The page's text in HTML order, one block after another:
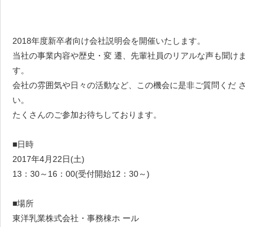
2018年度新卒者向け会社説明会を開催いたします。
当社の事業内容や歴史・変 遷、先輩社員のリアルな声も聞けま
す。
会社の雰囲気や日々の活動など、この機会に是非ご質問くだ さ
い。
たくさんのご参加お待ちしております。
■日時
2017年4月22日(土)
13：30～16：00(受付開始12：30～)
■場所
東洋乳業株式会社・事務棟ホ ール